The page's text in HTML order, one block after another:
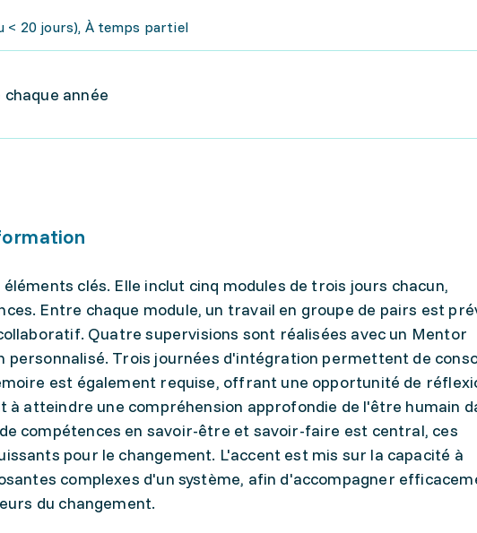
< 20 jours), À temps partiel
année
clés. Elle inclut cinq modules de trois jours chacun,
Entre chaque module, un travail en groupe de pairs est
Quatre supervisions sont réalisées avec un Mentor
personnalisé. Trois journées d'intégration permettent de
est également requise, offrant une opportunité de
à atteindre une compréhension approfondie de l'être humain
compétences en savoir-être et savoir-faire est central, ces
pour le changement. L'accent est mis sur la capacité à
complexes d'un système, afin d'accompagner
du changement.